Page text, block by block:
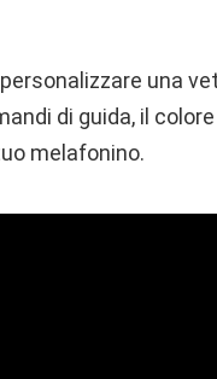
una
di guida, il
melafonino.